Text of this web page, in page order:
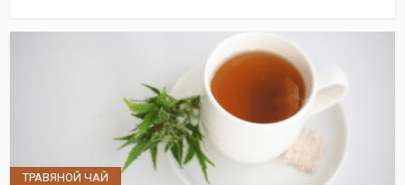
ТРАВЯНОЙ ЧАЙ